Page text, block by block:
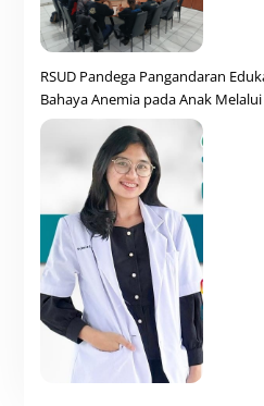
RSUD Pandega Pangandaran
Bahaya Anemia pada Anak